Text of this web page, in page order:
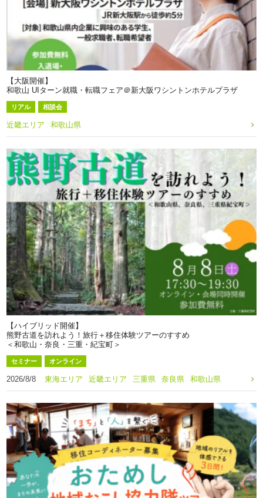
【大阪開催】
和歌山 UIターン就職・転職フェア＠新大阪ワシントンホテルプラザ
リアル 相談会
近畿エリア 和歌山県
【ハイブリッド開催】
熊野古道を訪れよう！旅行＋移住体験ツアーのすすめ
＜和歌山・奈良・三重・紀宝町＞
セミナー オンライン
2026/8/8 東海エリア 近畿エリア 三重県 奈良県 和歌山県